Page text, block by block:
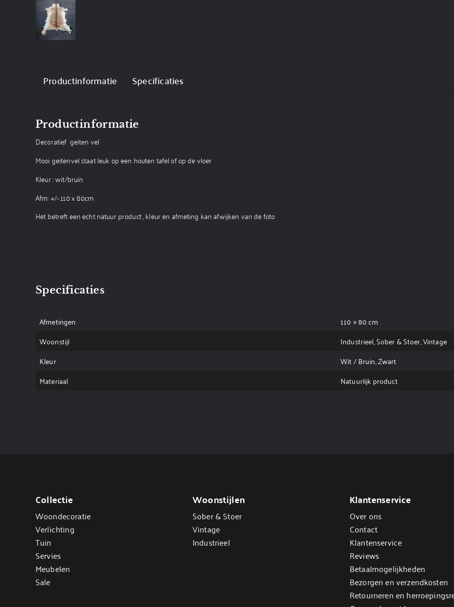
Productinformatie Specificaties
Productinformatie
Decoratief geiten vel
Mooi geitenvel staat leuk op een houten tafel of op de vloer
Kleur : wit/bruin
Afm: +/- 110 x 80cm
Het betreft een echt natuur product , kleur en afmeting kan afwijken van de foto
Specificaties
Afmetingen
110 × 80 cm
Woonstijl
Industrieel, Sober & Stoer, Vintage
Kleur
Wit / Bruin, Zwart
Materiaal
Natuurlijk product
Collectie
Woondecoratie
Verlichting
Tuin
Servies
Meubelen
Sale
Woonstijlen
Sober & Stoer
Vintage
Industrieel
Klantenservice
Over ons
Contact
Klantenservice
Reviews
Betaalmogelijkheden
Bezorgen en verzendkosten
Retourneren en